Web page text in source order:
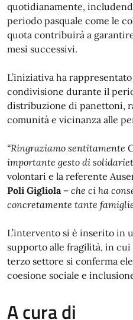
quotidianamente,
periodo pasquale come le
quota contribuirà a
mesi successivi.
L’iniziativa ha
condivisione durante il
distribuzione di panettoni,
comunità e vicinanza alle
“Ringraziamo sentitamente
importante gesto di
volontari e la referente
Poli Gigliola– che ci ha
concretamente tante
L’intervento si è inserito in
supporto alle fragilità, in
terzo settore si conferma
coesione sociale e
A cura di